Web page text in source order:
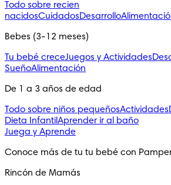
Todo sobre recien
nacidosCuidadosDesarrollo
Bebes (3-12 meses)
Tu bebé creceJuegos y Actividades
SueñoAlimentación
De 1 a 3 años de edad
Todo sobre niños pequeñosActividades
Dieta InfantilAprender ir al baño
Juega y Aprende
Conoce más de tu tu bebé con
Rincón de Mamás